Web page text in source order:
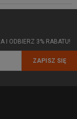
I ODBIERZ 3% RABATU!
ZAPISZ SIĘ